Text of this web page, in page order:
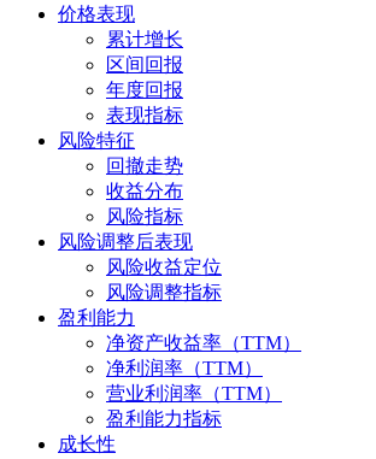
价格表现
累计增长
区间回报
年度回报
表现指标
风险特征
回撤走势
收益分布
风险指标
风险调整后表现
风险收益定位
风险调整指标
盈利能力
净资产收益率（TTM）
净利润率（TTM）
营业利润率（TTM）
盈利能力指标
成长性